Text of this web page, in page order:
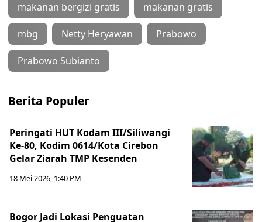
makanan bergizi gratis makanan gratis
mbg Netty Heryawan Prabowo
Prabowo Subianto
Berita Populer
Peringati HUT Kodam III/Siliwangi
Ke-80, Kodim 0614/Kota Cirebon
Gelar Ziarah TMP Kesenden
18 Mei 2026, 1:40 PM
Bogor Jadi Lokasi Penguatan